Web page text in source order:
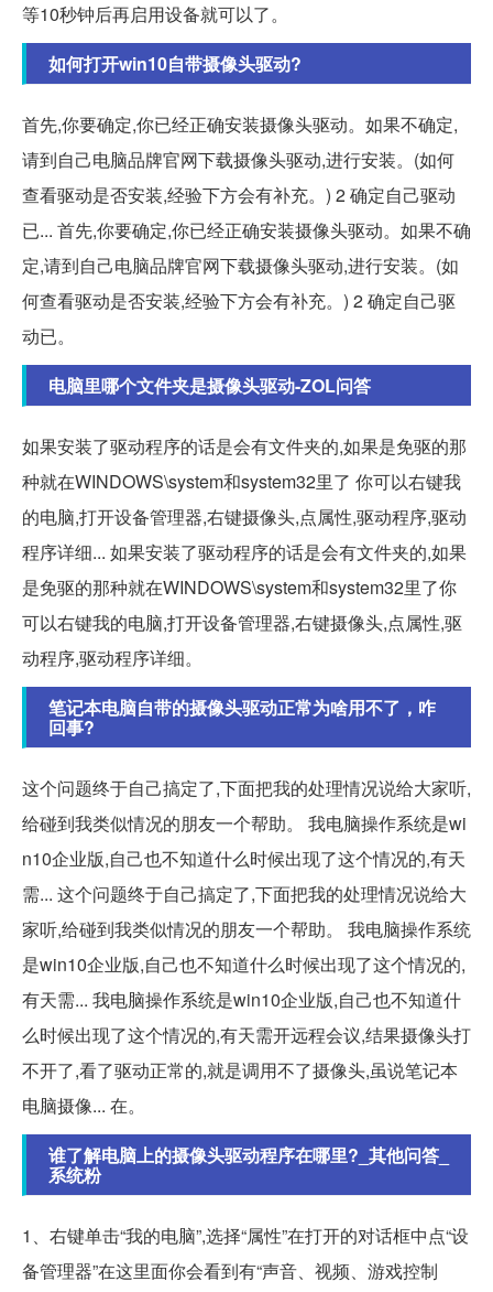
等10秒钟后再启用设备就可以了。
如何打开win10自带摄像头驱动?
首先,你要确定,你已经正确安装摄像头驱动。如果不确定,
请到自己电脑品牌官网下载摄像头驱动,进行安装。(如何
查看驱动是否安装,经验下方会有补充。) 2 确定自己驱动
已... 首先,你要确定,你已经正确安装摄像头驱动。如果不确
定,请到自己电脑品牌官网下载摄像头驱动,进行安装。(如
何查看驱动是否安装,经验下方会有补充。) 2 确定自己驱
动已。
电脑里哪个文件夹是摄像头驱动-ZOL问答
如果安装了驱动程序的话是会有文件夹的,如果是免驱的那
种就在WINDOWS\system和system32里了 你可以右键我
的电脑,打开设备管理器,右键摄像头,点属性,驱动程序,驱动
程序详细... 如果安装了驱动程序的话是会有文件夹的,如果
是免驱的那种就在WINDOWS\system和system32里了你
可以右键我的电脑,打开设备管理器,右键摄像头,点属性,驱
动程序,驱动程序详细。
笔记本电脑自带的摄像头驱动正常为啥用不了，咋
回事?
这个问题终于自己搞定了,下面把我的处理情况说给大家听,
给碰到我类似情况的朋友一个帮助。 我电脑操作系统是wi
n10企业版,自己也不知道什么时候出现了这个情况的,有天
需... 这个问题终于自己搞定了,下面把我的处理情况说给大
家听,给碰到我类似情况的朋友一个帮助。 我电脑操作系统
是win10企业版,自己也不知道什么时候出现了这个情况的,
有天需... 我电脑操作系统是win10企业版,自己也不知道什
么时候出现了这个情况的,有天需开远程会议,结果摄像头打
不开了,看了驱动正常的,就是调用不了摄像头,虽说笔记本
电脑摄像... 在。
谁了解电脑上的摄像头驱动程序在哪里?_其他问答_
系统粉
1、右键单击“我的电脑”,选择“属性”在打开的对话框中点“设
备管理器”在这里面你会看到有“声音、视频、游戏控制